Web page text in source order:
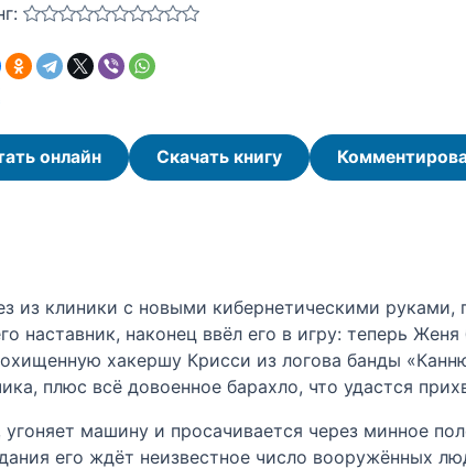
онлайн Скачать книгу
клиники с новыми кибернетическими руками,
наставник, наконец ввёл его в игру: теперь
хакершу Крисси из логова банды
плюс всё довоенное барахло, что удастся
машину и просачивается через минное
его ждёт неизвестное число вооружённых